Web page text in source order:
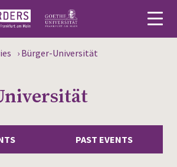
› Bürger-Universität
PAST EVENTS